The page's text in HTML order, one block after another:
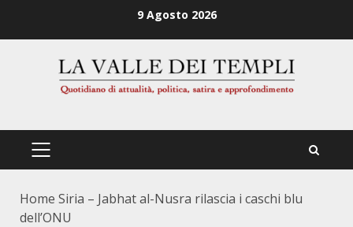
9 Agosto 2026
PRIMÄRES
Home Siria – Jabhat al-Nusra rilascia i caschi blu
dell’ONU